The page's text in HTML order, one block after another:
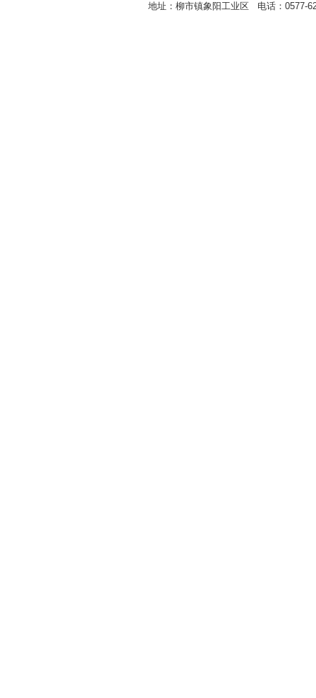
地址：柳市镇象阳工业区 电话：0577-